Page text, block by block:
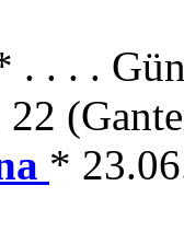
. . . .
*